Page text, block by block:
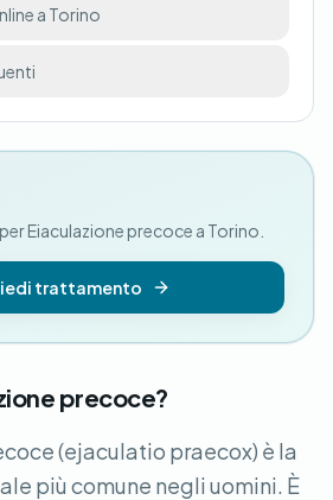
precoce?
(ejaculatio praecox) è la
più comune negli uomini. È
a Torino
Eiaculazione precoce a Torino.
trattamento